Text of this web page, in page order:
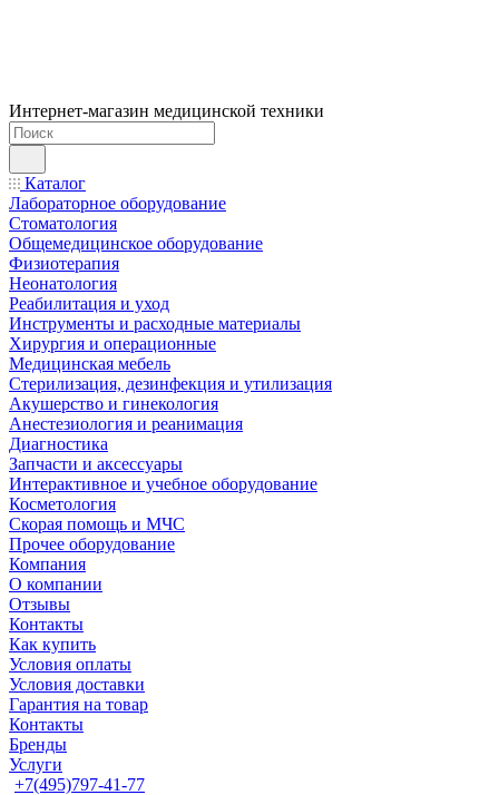
Интернет-магазин медицинской техники
Каталог
Лабораторное оборудование
Стоматология
Общемедицинское оборудование
Физиотерапия
Неонатология
Реабилитация и уход
Инструменты и расходные материалы
Хирургия и операционные
Медицинская мебель
Стерилизация, дезинфекция и утилизация
Акушерство и гинекология
Анестезиология и реанимация
Диагностика
Запчасти и аксессуары
Интерактивное и учебное оборудование
Косметология
Скорая помощь и МЧС
Прочее оборудование
Компания
О компании
Отзывы
Контакты
Как купить
Условия оплаты
Условия доставки
Гарантия на товар
Контакты
Бренды
Услуги
+7(495)797-41-77